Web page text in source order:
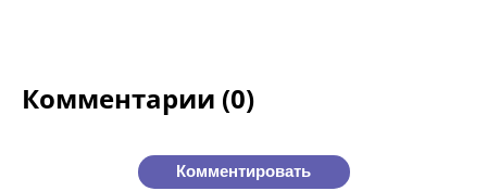
Комментарии (0)
Комментировать